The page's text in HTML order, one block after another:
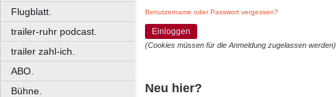
Flugblatt.
trailer-ruhr podcast.
trailer zahl-ich.
ABO.
Bühne.
Benutzername oder Passwort vergessen?
Einloggen
(Cookies müssen für die Anmeldung zugelassen werden)
Neu hier?